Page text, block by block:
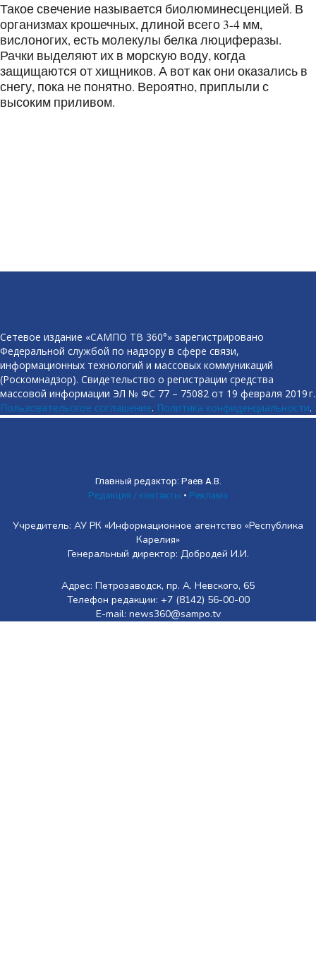
Такое свечение называется биолюминесценцией. В
организмах крошечных, длиной всего 3-4 мм,
вислоногих, есть молекулы белка люциферазы.
Рачки выделяют их в морскую воду, когда
защищаются от хищников. А вот как они оказались в
снегу, пока не понятно. Вероятно, приплыли с
высоким приливом.
Сетевое издание «САМПО ТВ 360°» зарегистрировано
Федеральной службой по надзору в сфере связи,
информационных технологий и массовых коммуникаций
(Роскомнадзор). Свидетельство о регистрации средства
массовой информации ЭЛ № ФС 77 – 75082 от 19 февраля 2019 г.
Пользовательское соглашение. Политика конфиденциальности.
Главный редактор: Раев А.В.
Редакция / контакты • Реклама
Учредитель: АУ РК «Информационное агентство «Республика
Карелия»
Генеральный директор: Добродей И.И.
Адрес: Петрозаводск, пр. А. Невского, 65
Телефон редакции: +7 (8142) 56-00-00
E-mail: news360@sampo.tv